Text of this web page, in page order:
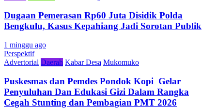
Dugaan Pemerasan Rp60 Juta Disidik Polda
Bengkulu, Kasus Kepahiang Jadi Sorotan Publik
1 minggu ago
Perspektif
Advertorial Daerah Kabar Desa Mukomuko
Puskesmas dan Pemdes Pondok Kopi Gelar
Penyuluhan Dan Edukasi Gizi Dalam Rangka
Cegah Stunting dan Pembagian PMT 2026